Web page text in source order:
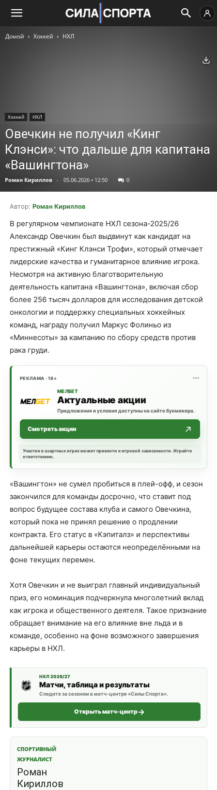
Домой Хоккей НХЛ
Хоккей НХЛ
Овечкин не получил «Кинг
Клэнси»: что дальше для капитана
«Вашингтона»
Роман Кириллов - 05.06.2026 • 12:50 0
Автор: Роман Кириллов
В регулярном чемпионате НХЛ сезона-2025/26
Александр Овечкин был выдвинут как кандидат на
престижный «Кинг Клэнси Трофи», который отмечает
лидерские качества и гуманитарное влияние игрока.
Несмотря на активную благотворительную
деятельность капитана «Вашингтона», включая сбор
более 256 тысяч долларов для исследования детской
онкологии и поддержку специальных хоккейных
команд, награду получил Маркус Фолиньо из
«Миннесоты» за кампанию по сбору средств против
рака груди.
РЕКЛАМА · 18+
МЕЛБЕТ
Актуальные акции
Предложения и условия доступны на сайте букмекера.
Смотреть акции
Участие в азартных играх может привести к игровой зависимости. Играйте
ответственно.
«Вашингтон» не сумел пробиться в плей-офф, и сезон
закончился для команды досрочно, что ставит под
вопрос будущее состава клуба и самого Овечкина,
который пока не принял решение о продлении
контракта. Его статус в «Кэпиталз» и перспективы
дальнейшей карьеры остаются неопределёнными на
фоне текущих перемен.
Хотя Овечкин и не выиграл главный индивидуальный
приз, его номинация подчеркнула многолетний вклад
как игрока и общественного деятеля. Такое признание
обращает внимание на его влияние вне льда и в
команде, особенно на фоне возможного завершения
карьеры в НХЛ.
НХЛ 2026/27
Матчи, таблица и результаты
Следите за сезоном в матч-центре «Силы Спорта».
Открыть матч-центр
СПОРТИВНЫЙ
ЖУРНАЛИСТ
Роман
Кириллов